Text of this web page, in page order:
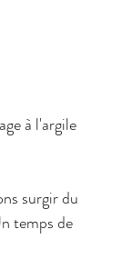
à l'argile
surgir du
temps de